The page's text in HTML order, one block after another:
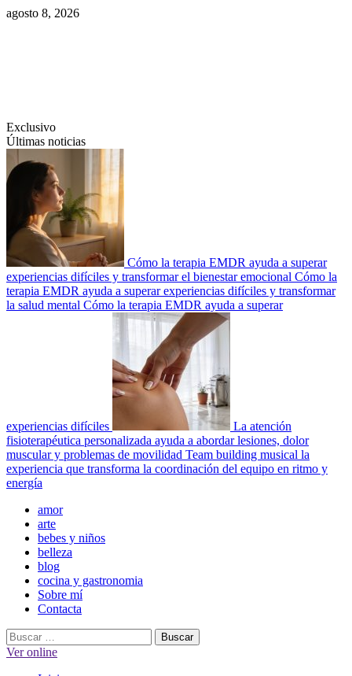
Saltar
agosto 8, 2026
Exclusivo
Últimas noticias
Cómo la terapia EMDR ayuda a superar
experiencias difíciles y transformar el bienestar emocional Cómo la
terapia EMDR ayuda a superar experiencias difíciles y transformar
la salud mental Cómo la terapia EMDR ayuda a superar
experiencias difíciles
La atención
fisioterapéutica personalizada ayuda a abordar lesiones, dolor
muscular y problemas de movilidad Team building musical la
experiencia que transforma la coordinación del equipo en ritmo y
energía
Menú
principal
amor
arte
bebes y niños
belleza
blog
cocina y gastronomia
Sobre mí
Contacta
Buscar:
Ver online